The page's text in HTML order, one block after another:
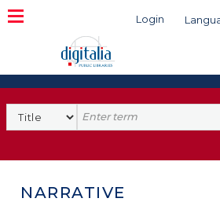
Login
Search
NARRATIVE